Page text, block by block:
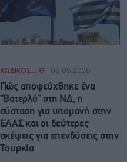
ΚΩΔΙΚΟΣ... G 06.08.2026
Πώς αποφεύχθηκε ένα
“Βατερλό” στη ΝΔ, η
σύσταση για υπομονή στην
ΕΛΑΣ και οι δεύτερες
σκέψεις για επενδύσεις στην
Τουρκία